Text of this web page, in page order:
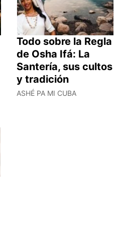
Todo sobre la Regla
de Osha Ifá: La
Santería, sus cultos
y tradición
ASHÉ PA MI CUBA